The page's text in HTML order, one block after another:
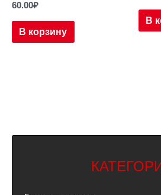
60.00₽
В корзину
В